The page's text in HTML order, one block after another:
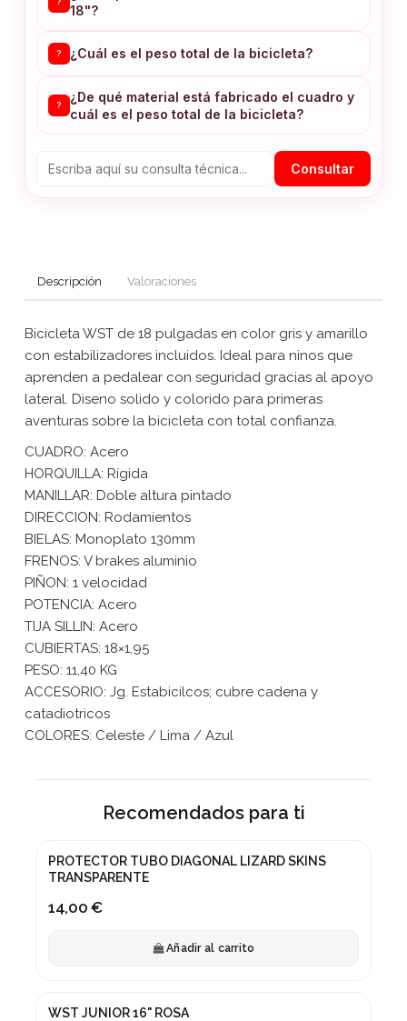
18"?
? ¿Cuál es el peso total de la bicicleta?
?
¿De qué material está fabricado el cuadro y
cuál es el peso total de la bicicleta?
Consultar
Descripción Valoraciones
Bicicleta WST de 18 pulgadas en color gris y amarillo
con estabilizadores incluidos. Ideal para ninos que
aprenden a pedalear con seguridad gracias al apoyo
lateral. Diseno solido y colorido para primeras
aventuras sobre la bicicleta con total confianza.
CUADRO: Acero
HORQUILLA: Rígida
MANILLAR: Doble altura pintado
DIRECCION: Rodamientos
BIELAS: Monoplato 130mm
FRENOS: V brakes aluminio
PIÑON: 1 velocidad
POTENCIA: Acero
TIJA SILLIN: Acero
CUBIERTAS: 18×1,95
PESO: 11,40 KG
ACCESORIO: Jg. Estabicilcos; cubre cadena y
catadiotricos
COLORES: Celeste / Lima / Azul
Recomendados para ti
PROTECTOR TUBO DIAGONAL LIZARD SKINS
TRANSPARENTE
14,00 €
Añadir al carrito
WST JUNIOR 16" ROSA